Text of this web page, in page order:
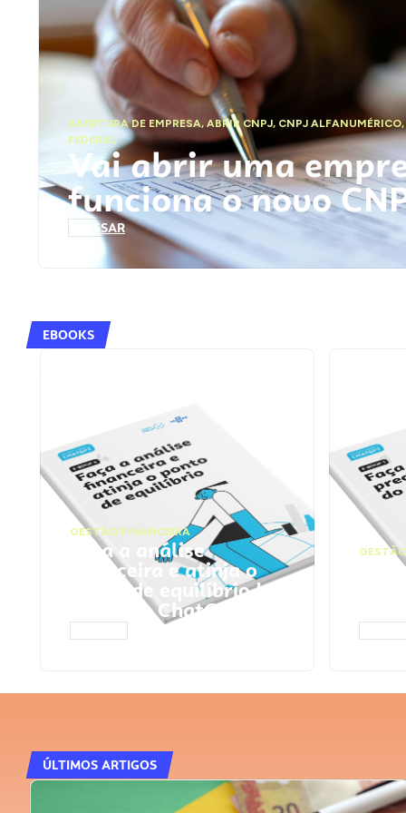
ABERTURA DE EMPRESA,ABRIR CNPJ, CNPJ ALFANUMÉRICO,
FEDERAL
Vai abrir uma
funciona o novo
ACESSAR
EBOOKS
GESTÃO FINANCEIRA
Faça a análise
financeira e atinja o
ponto de equilíbrio |
Prompts ChatGPT
ÚLTIMOS ARTIGOS